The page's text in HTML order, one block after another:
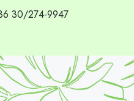
30/274-9947